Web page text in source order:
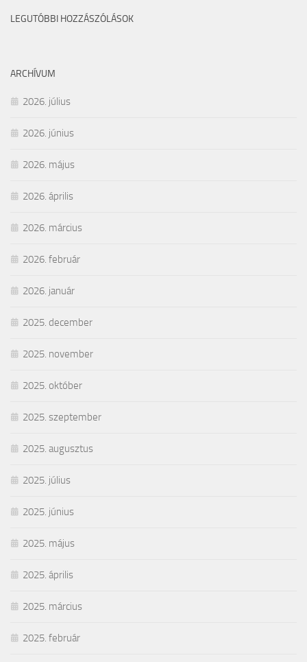
LEGUTÓBBI HOZZÁSZÓLÁSOK
ARCHÍVUM
2026. július
2026. június
2026. május
2026. április
2026. március
2026. február
2026. január
2025. december
2025. november
2025. október
2025. szeptember
2025. augusztus
2025. július
2025. június
2025. május
2025. április
2025. március
2025. február